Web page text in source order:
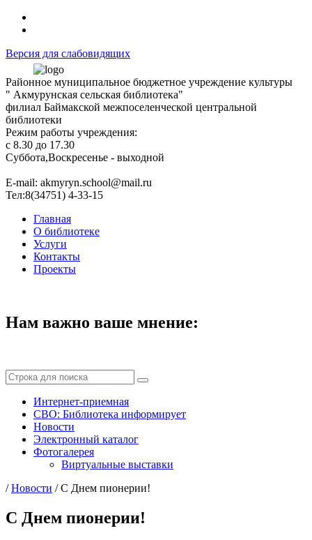
Версия для слабовидящих
Районное муниципальное бюджетное учреждение культуры
" Акмурунская сельская библиотека"
филиал Баймакской межпоселенческой центральной
библиотеки
Режим работы учреждения:
с 8.30 до 17.30
Суббота,Воскресенье - выходной
Е-mail: akmyryn.school@mail.ru
Тел:8(34751) 4-33-15
Главная
О библиотеке
Услуги
Контакты
Проекты
Нам важно ваше мнение:
Интернет-приемная
СВО: Библиотека информирует
Новости
Электронный каталог
Фотогалерея
Виртуальные выставки
/Новости /С Днем пионерии!
С Днем пионерии!